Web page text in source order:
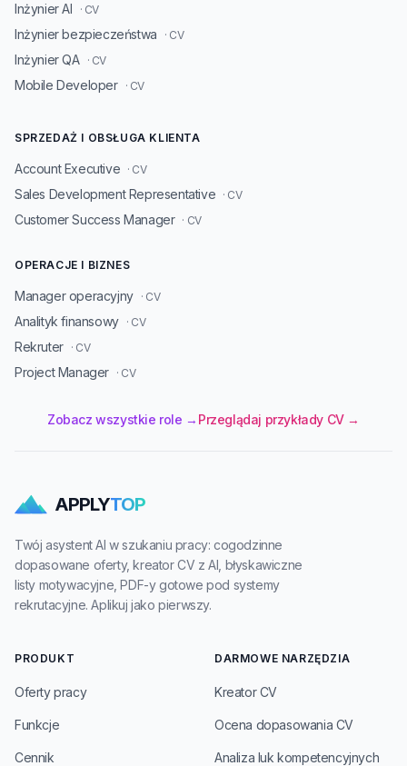
Inżynier AI · CV
Inżynier bezpieczeństwa · CV
Inżynier QA · CV
Mobile Developer · CV
SPRZEDAŻ I OBSŁUGA KLIENTA
Account Executive · CV
Sales Development Representative · CV
Customer Success Manager · CV
OPERACJE I BIZNES
Manager operacyjny · CV
Analityk finansowy · CV
Rekruter · CV
Project Manager · CV
Zobacz wszystkie role → Przeglądaj przykłady CV →
APPLYTOP
Twój asystent AI w szukaniu pracy: cogodzinne
dopasowane oferty, kreator CV z AI, błyskawiczne
listy motywacyjne, PDF-y gotowe pod systemy
rekrutacyjne. Aplikuj jako pierwszy.
PRODUKT
Oferty pracy
Funkcje
Cennik
DARMOWE NARZĘDZIA
Kreator CV
Ocena dopasowania CV
Analiza luk kompetencyjnych